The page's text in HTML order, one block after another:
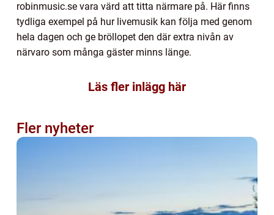
robinmusic.se vara värd att titta närmare på. Här finns
tydliga exempel på hur livemusik kan följa med genom
hela dagen och ge bröllopet den där extra nivån av
närvaro som många gäster minns länge.
Läs fler inlägg här
Fler nyheter